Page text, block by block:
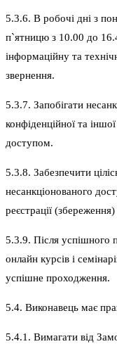
5.3.6. В робочі дні з
п`ятницю з 10.00 до
інформаційну та
звернення.
5.3.7. Запобігати
конфіденційної та
доступом.
5.3.8. Забезпечити
несанкціонованого
реєстрації
5.3.9. Після успішного
онлайн курсів і
успішне проходження.
5.4. Виконавець має
5.4.1. Вимагати від